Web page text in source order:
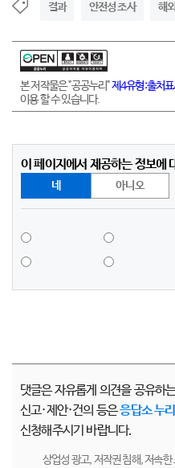
결과 안전성 조사 해
본 저작물은 "공공누리"제4유형:출처
이용 할 수 있습니다.
이 페이지에서 제공하는 정보에
네 아니오
댓글은 자유롭게 의견을 공유하
신고·제안·건의 등은응답소 누
신청해주시기 바랍니다.
상업성 광고, 저작권 침해, 저속